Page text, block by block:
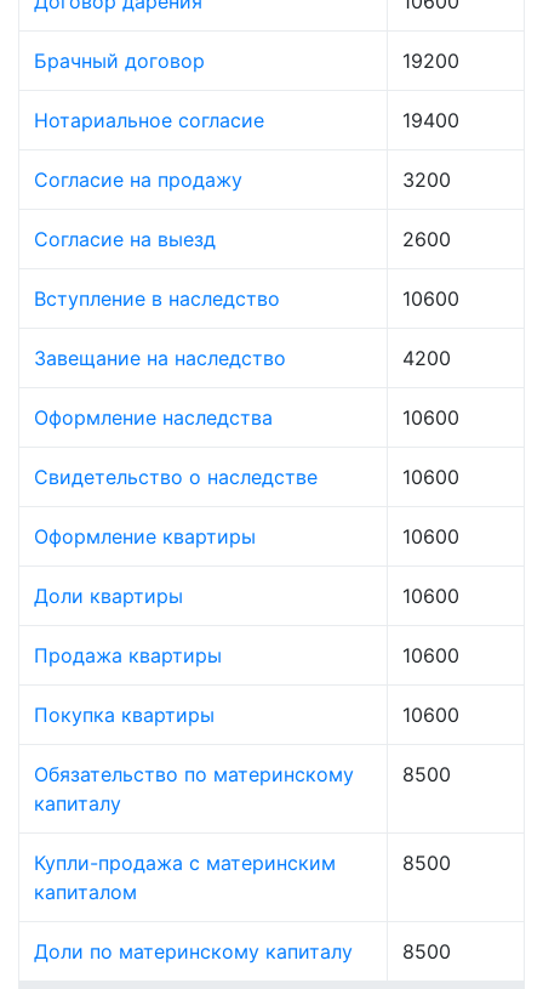
Брачный договор 19200
Нотариальное согласие 19400
Согласие на продажу 3200
Согласие на выезд 2600
Вступление в наследство 10600
Завещание на наследство 4200
Оформление наследства 10600
Свидетельство о наследстве 10600
Оформление квартиры 10600
Доли квартиры 10600
Продажа квартиры 10600
Покупка квартиры 10600
Обязательство по материнскому
капиталу
8500
Купли-продажа с материнским
капиталом
8500
Доли по материнскому капиталу 8500